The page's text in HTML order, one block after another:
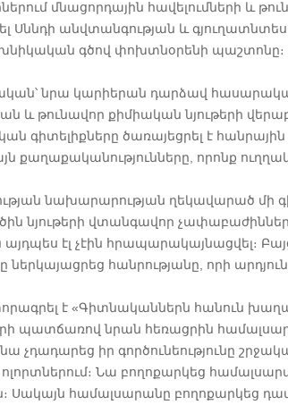
մնացորդային հավելումների և
Սննդի անվտանգության և
գծով փոխտնօրենի պաշտոնը։
նրա կարիերան դարձավ
և թունավոր քիմիական նյութերի
գիտելիքները ծառայեցրել է
քաղաքականությունները, որոնք
նախարարության ղեկավարած մի
նյութերի վտանգավոր
այդպես էլ չէին հրապարակայնացվել։
ներկայացրեց հանրությանը, որի
է «Գիտնականներն հանուն
որի պատճառով նրան հեռացրին
չդադարեց իր գործունեությունը
ոլորտներում։ Նա բողոքարկեց
Սակայն համալսարանը բողոքարկեց